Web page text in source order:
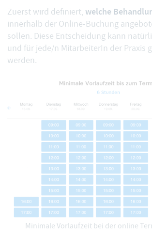
Zuerst wird definiert, welche
innerhalb der Online-Buchung
sollen. Diese Entscheidung kann
und für jede/n MitarbeiterIn der Praxis
werden.
Minimale Vorlaufzeit bei der online